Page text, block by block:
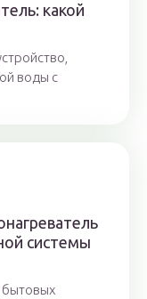
какой
воды с
системы
бытовых